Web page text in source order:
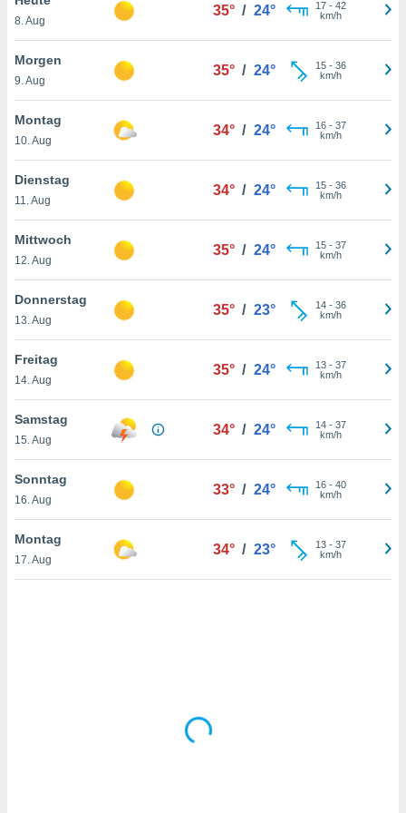
oder
Partner
es uns
das
der
Profil zu
Ihnen
finden
. Sie
jederzeit
Rand
8. Aug
35° / 24° 17- 42
km/h
Morgen
9. Aug
35° / 24° 15- 36
km/h
Montag
10. Aug
34° / 24° 16- 37
km/h
Dienstag
11. Aug
34° / 24° 15- 36
km/h
Mittwoch
12. Aug
35° / 24° 15- 37
km/h
Donnerstag
13. Aug
35° / 23° 14- 36
km/h
Freitag
14. Aug
35° / 24° 13- 37
km/h
Samstag
15. Aug
34° / 24° 14- 37
km/h
Sonntag
16. Aug
33° / 24° 16- 40
km/h
Montag
17. Aug
34° / 23° 13- 37
km/h